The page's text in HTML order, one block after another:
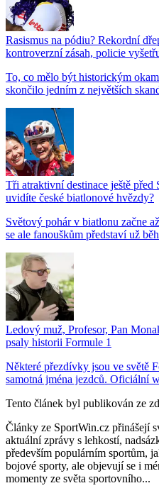
Rasismus na pódiu? Rekordní
kontroverzní zásah, policie
To, co mělo být historickým
skončilo jedním z největších
Tři atraktivní destinace ještě
uvidíte české biatlonové hvězdy?
Světový pohár v biatlonu začne
se ale fanouškům představí už
Ledový muž, Profesor, Pan
psaly historii Formule 1
Některé přezdívky jsou ve světě
samotná jména jezdců. Oficiální
Tento článek byl publikován ze
Články ze SportWin.cz přinášejí
aktuální zprávy s lehkostí,
především populárním sportům,
bojové sporty, ale objevují se i
momenty ze světa sportovního...